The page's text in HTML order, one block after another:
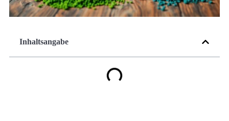
Inhaltsangabe